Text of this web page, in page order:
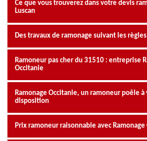
Ce que vous trouverez dans votre devis
Luscan
Des travaux de ramonage suivant les règles
Ramoneur pas cher du 31510 : entreprise
Occitanie
Ramonage Occitanie, un ramoneur poêle à
disposition
Prix ramoneur raisonnable avec Ramonage